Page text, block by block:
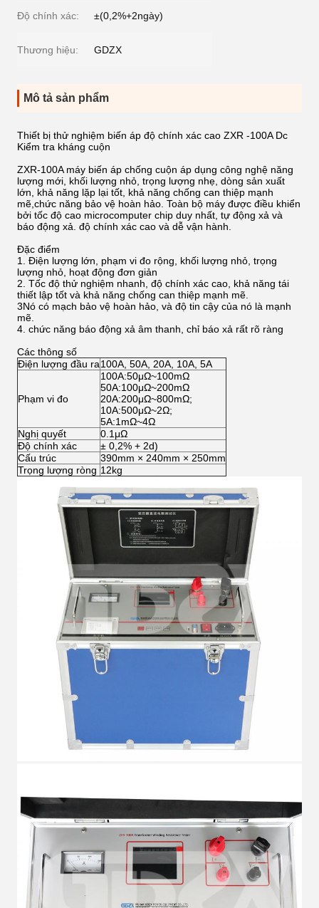
Độ chính xác: ±(0,2%+2ngày)
Thương hiệu: GDZX
Mô tả sản phẩm
Thiết bị thử nghiệm biến áp độ chính xác cao ZXR -100A Dc
Kiểm tra kháng cuộn
ZXR-100A máy biến áp chống cuộn áp dụng công nghệ năng
lượng mới, khối lượng nhỏ, trọng lượng nhẹ, dòng sản xuất
lớn, khả năng lặp lại tốt, khả năng chống can thiệp mạnh
mẽ,chức năng bảo vệ hoàn hảo. Toàn bộ máy được điều khiển
bởi tốc độ cao microcomputer chip duy nhất, tự động xả và
báo động xả. độ chính xác cao và dễ vận hành.
Đặc điểm
1. Điện lượng lớn, phạm vi đo rộng, khối lượng nhỏ, trọng
lượng nhỏ, hoạt động đơn giản
2. Tốc độ thử nghiệm nhanh, độ chính xác cao, khả năng tái
thiết lập tốt và khả năng chống can thiệp mạnh mẽ.
3Nó có mạch bảo vệ hoàn hảo, và độ tin cậy của nó là mạnh
mẽ.
4. chức năng báo động xả âm thanh, chỉ báo xả rất rõ ràng
Các thông số
Điện lượng đầu ra100A, 50A, 20A, 10A, 5A
Phạm vi đo
100A:50μΩ~100mΩ
50A:100μΩ~200mΩ
20A:200μΩ~800mΩ;
10A:500μΩ~2Ω;
5A:1mΩ~4Ω
Nghị quyết
0.1μΩ
Độ chính xác
± 0,2% + 2d)
Cấu trúc
390mm × 240mm × 250mm
Trọng lượng ròng 12kg